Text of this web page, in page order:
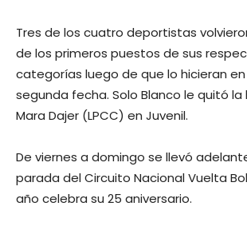
Tres de los cuatro deportistas
de los primeros puestos de sus
categorías luego de que lo hicieran
segunda fecha. Solo Blanco le quitó
Mara Dajer (LPCC) en Juvenil.
De viernes a domingo se llevó
parada del Circuito Nacional Vuelta
año celebra su 25 aniversario.